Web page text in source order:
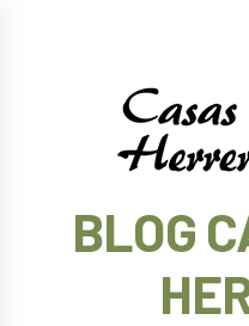
BLOG